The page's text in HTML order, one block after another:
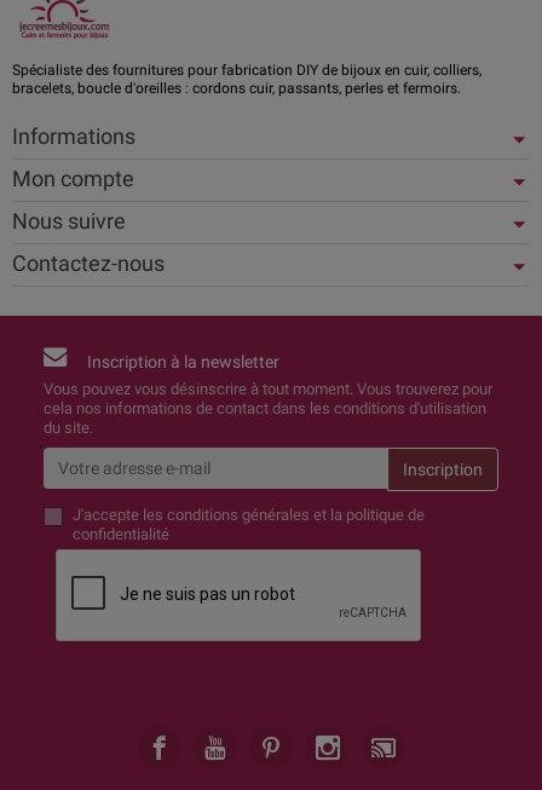
Spécialiste des fournitures pour fabrication DIY de bijoux en cuir, colliers,
bracelets, boucle d'oreilles : cordons cuir, passants, perles et fermoirs.
Informations
Mon compte
Nous suivre
Contactez-nous
Inscription à la newsletter
Vous pouvez vous désinscrire à tout moment. Vous trouverez pour
cela nos informations de contact dans les conditions d'utilisation
du site.
J'accepte les conditions générales et la politique de
confidentialité